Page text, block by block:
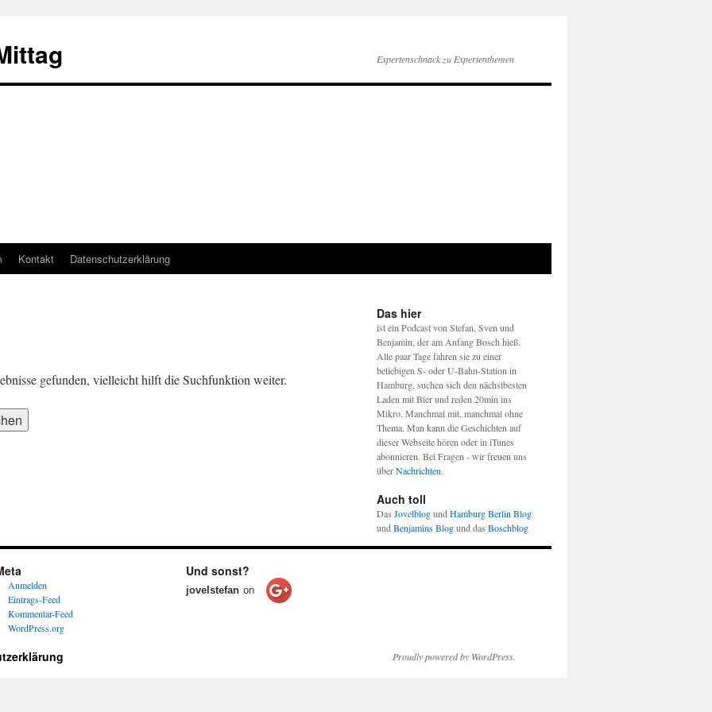
Expertenschnack zu Expertenthemen
Kontakt Datenschutzerklärung
gefunden, vielleicht hilft die Suchfunktion weiter.
Das hier
ist ein Podcast von Stefan, Sven und
Benjamin, der am Anfang Bosch hieß.
Alle paar Tage fahren sie zu einer
beliebigen S- oder U-Bahn-Station in
Hamburg, suchen sich den nächstbesten
Laden mit Bier und reden 20min ins
Mikro. Manchmal mit, manchmal ohne
Thema. Man kann die Geschichten auf
dieser Webseite hören oder in iTunes
abonnieren. Bei Fragen - wir freuen uns
überNachrichten.
Auch toll
Das Jovelblogund Hamburg Berlin Blog
und Benjamins Blogund das Boschblog
Anmelden
Eintrags-Feed
Kommentar-Feed
WordPress.org
Und sonst?
jovelstefan on
Proudly powered by WordPress.